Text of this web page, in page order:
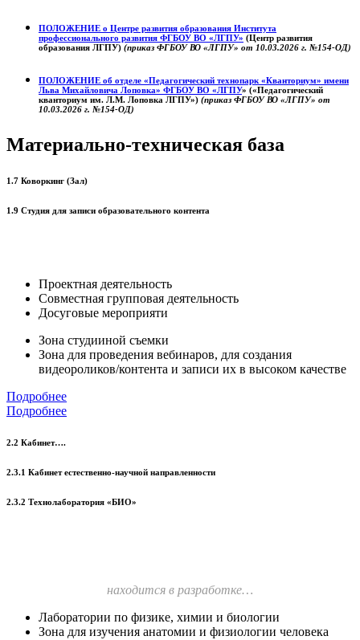
ПОЛОЖЕНИЕ о Центре развития образования Института
профессионального развития ФГБОУ ВО «ЛГПУ» (Центр развития
образования ЛГПУ) (приказ ФГБОУ ВО «ЛГПУ» от 10.03.2026 г. №154-ОД)
ПОЛОЖЕНИЕ об отделе «Педагогический технопарк «Кванториум» имени
Льва Михайловича Лоповка» ФГБОУ ВО «ЛГПУ» («Педагогический
кванториум им. Л.М. Лоповка ЛГПУ») (приказ ФГБОУ ВО «ЛГПУ» от
10.03.2026 г. №154-ОД)
Материально-техническая база
1.7 Коворкинг (Зал)
1.9 Студия для записи образовательного контента
Проектная деятельность
Совместная групповая деятельность
Досуговые мероприяти
Зона студииной съемки
Зона для проведения вебинаров, для создания
видеороликов/контента и записи их в высоком качестве
Подробнее
Подробнее
2.2 Кабинет….
2.3.1 Кабинет естественно-научной направленности
2.3.2 Технолаборатория «БИО»
находится в разработке…
Лаборатории по физике, химии и биологии
Зона для изучения анатомии и физиологии человека